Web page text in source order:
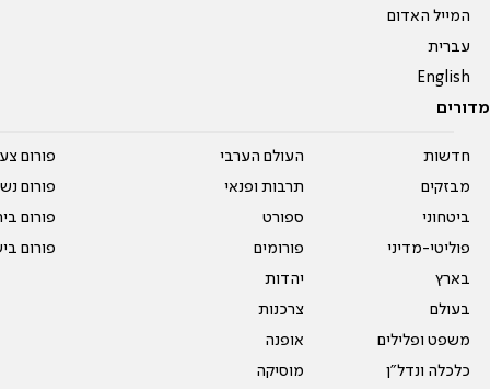
המייל האדום
עברית
English
מדורים
חדשות
מבזקים
ביטחוני
פוליטי-מדיני
בארץ
בעולם
משפט ופלילים
כלכלה ונדל"ן
העולם הערבי
תרבות ופנאי
ספורט
פורומים
יהדות
צרכנות
אופנה
מוסיקה
פורום
פורום
פורום
פורום